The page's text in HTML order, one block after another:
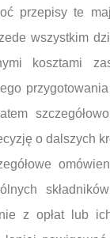
przepisy te
wszystkim
kosztami
o dalszych
z opłat lub